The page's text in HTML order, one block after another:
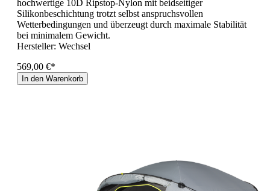
hochwertige 10D Ripstop-Nylon mit beidseitiger
Silikonbeschichtung trotzt selbst anspruchsvollen
Wetterbedingungen und überzeugt durch maximale Stabilität
bei minimalem Gewicht.
Hersteller: Wechsel
569,00 €*
In den Warenkorb